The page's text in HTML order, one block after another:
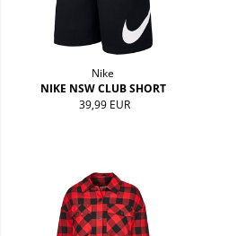
Nike
NIKE NSW CLUB SHORT
39,99 EUR